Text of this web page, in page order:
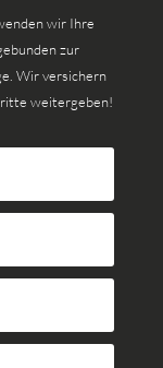
wir Ihre
zur
Wir versichern
weitergeben!